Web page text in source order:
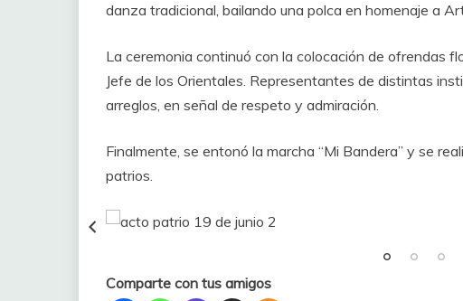
danza tradicional, bailando una polca en homenaje a
La ceremonia continuó con la colocación de ofrendas
Jefe de los Orientales. Representantes de distintas
arreglos, en señal de respeto y admiración.
Finalmente, se entonó la marcha “Mi Bandera” y se
patrios.
Comparte con tus amigos